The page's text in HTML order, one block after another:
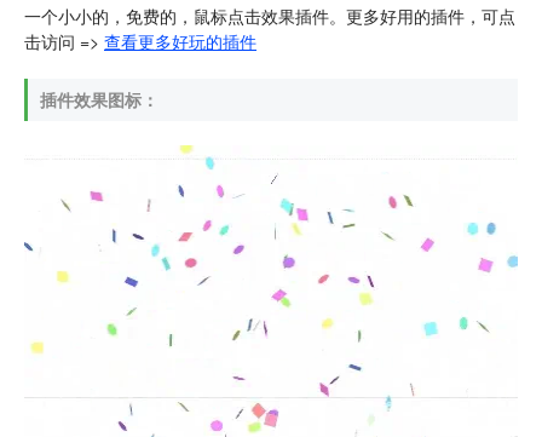
一个小小的，免费的，鼠标点击效果插件。更多好用的插件，可点
击访问 => 查看更多好玩的插件
插件效果图标：